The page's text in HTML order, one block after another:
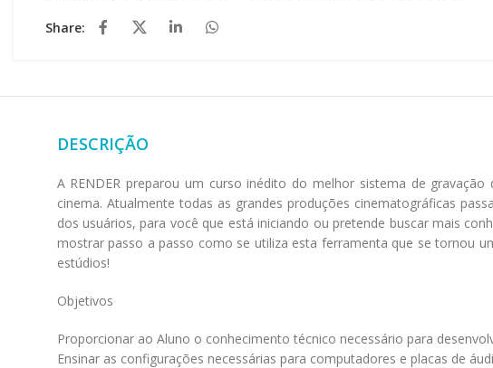
Share:
DESCRIÇÃO
A RENDER preparou um curso inédito do melhor sistema de
cinema. Atualmente todas as grandes produções cinematográficas
dos usuários, para você que está iniciando ou pretende buscar mais
mostrar passo a passo como se utiliza esta ferramenta que se tornou
estúdios!
Objetivos
Proporcionar ao Aluno o conhecimento técnico necessário para
Ensinar as configurações necessárias para computadores e placas de